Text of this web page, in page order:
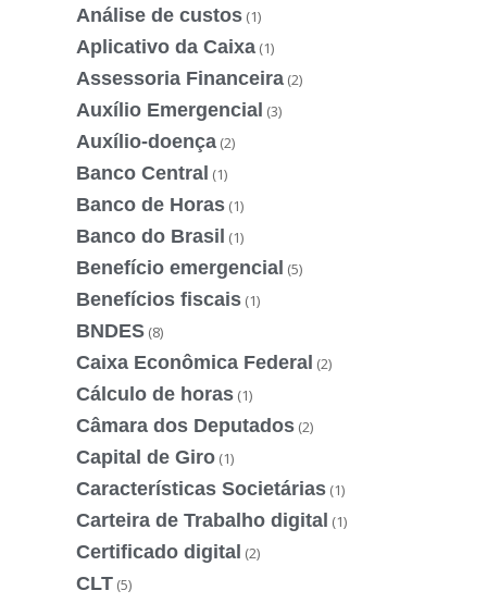
Análise de custos (1)
Aplicativo da Caixa (1)
Assessoria Financeira (2)
Auxílio Emergencial (3)
Auxílio-doença (2)
Banco Central (1)
Banco de Horas (1)
Banco do Brasil (1)
Benefício emergencial (5)
Benefícios fiscais (1)
BNDES (8)
Caixa Econômica Federal (2)
Cálculo de horas (1)
Câmara dos Deputados (2)
Capital de Giro (1)
Características Societárias (1)
Carteira de Trabalho digital (1)
Certificado digital (2)
CLT (5)